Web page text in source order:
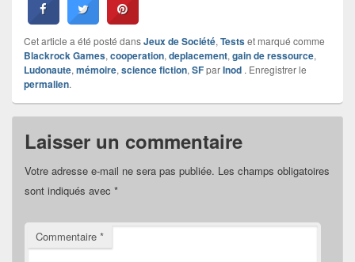
Cet article a été posté dansJeux de Société, Testset marqué comme
Blackrock Games, cooperation, deplacement, gain de ressource,
Ludonaute, mémoire, science fiction, SFparInod . Enregistrer le
permalien.
Laisser un commentaire
Votre adresse e-mail ne sera pas publiée. Les champs obligatoires
sont indiqués avec *
Commentaire *